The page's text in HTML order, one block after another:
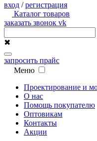
вход /регистрация
Каталог товаров
заказать звонок vk
✖
запросить прайс
Меню
Проектирование и
О нас
Помощь покупателю
Оптовикам
Контакты
Акции